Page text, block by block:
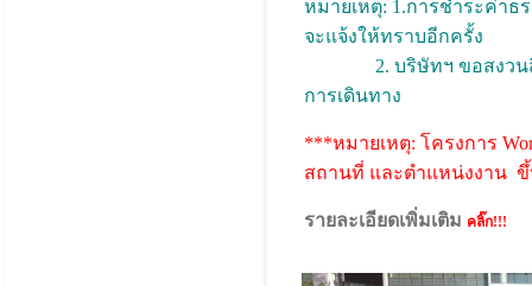
หมายเหตุ: 1.การชำระค่า
จะแจ้งให้ทราบอีกครั้ง
2. บริษัทฯ ขอสงวนสิทธิ์
การเดินทาง
***หมายเหตุ: โครงการ
สถานที่ และตำแหน่งงาน ขึ้
รายละเอียดเพิ่มเติม คลิ๊ก!!!